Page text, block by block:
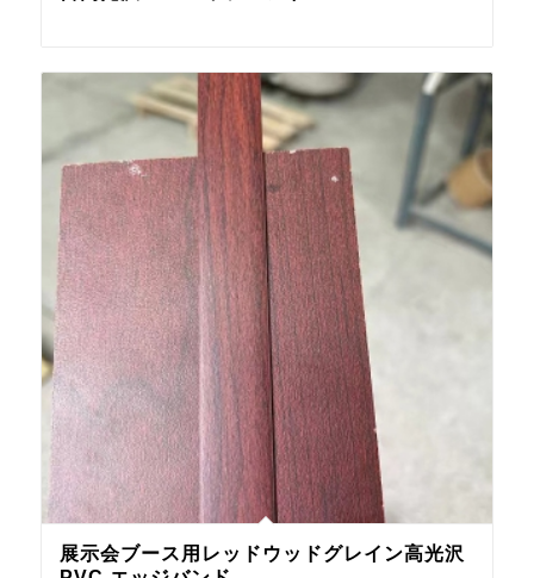
展示会ブース用レッドウッドグレイン高光沢